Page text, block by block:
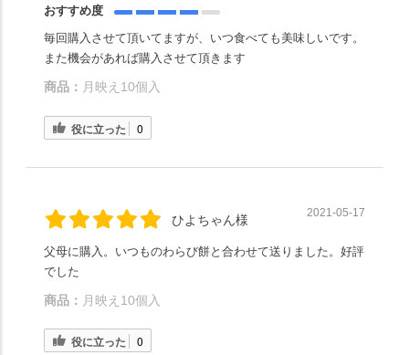
おすすめ度
毎回購入させて頂いてますが、いつ食べても美味しいです。
また機会があれば購入させて頂きます
商品： 月映え10個入
役に立った 0
ひよちゃん様 2021-05-17
父母に購入。いつものわらび餅と合わせて送りました。好評
でした
商品： 月映え10個入
役に立った 0